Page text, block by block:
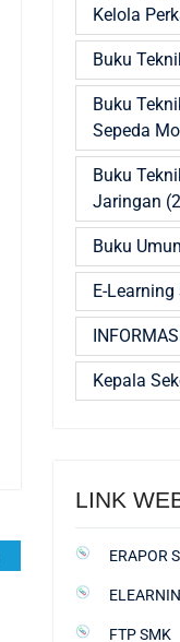
Kelola
Buku
Buku
Sepeda
Buku
Jaringan
Buku
E-
Kepala
LINK
ERAPOR
FTP SMK